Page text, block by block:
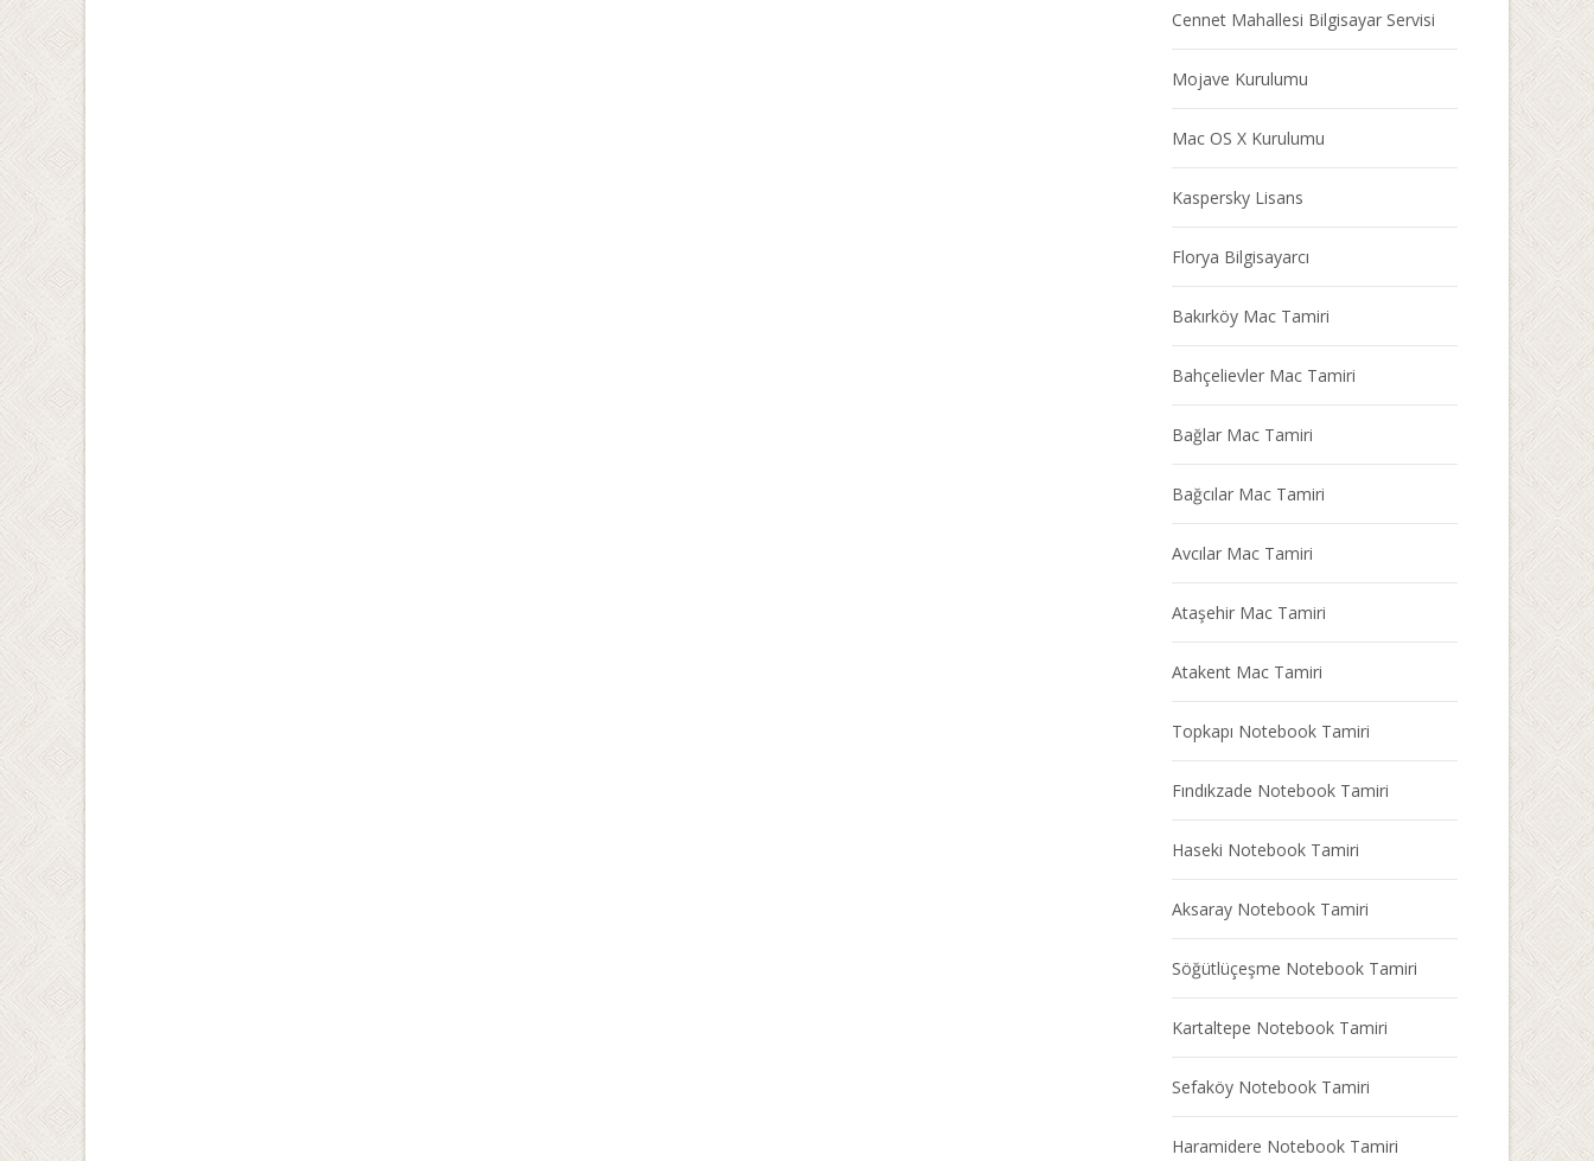
Cennet Mahallesi Bilgisayar Servisi
Mojave Kurulumu
Mac OS X Kurulumu
Kaspersky Lisans
Florya Bilgisayarcı
Bakırköy Mac Tamiri
Bahçelievler Mac Tamiri
Bağlar Mac Tamiri
Bağcılar Mac Tamiri
Avcılar Mac Tamiri
Ataşehir Mac Tamiri
Atakent Mac Tamiri
Topkapı Notebook Tamiri
Fındıkzade Notebook Tamiri
Haseki Notebook Tamiri
Aksaray Notebook Tamiri
Söğütlüçeşme Notebook Tamiri
Kartaltepe Notebook Tamiri
Sefaköy Notebook Tamiri
Haramidere Notebook Tamiri